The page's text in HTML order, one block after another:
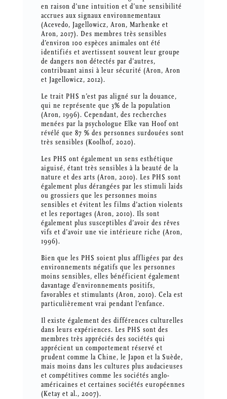
en raison d’une intuition et d’une sensibilité
accrues aux signaux environnementaux
(Acevedo, Jagellowicz, Aron, Marhenke et
Aron, 2017). Des membres très sensibles
d’environ 100 espèces animales ont été
identifiés et avertissent souvent leur groupe
de dangers non détectés par d’autres,
contribuant ainsi à leur sécurité (Aron, Aron
et Jagellowicz, 2012).
Le trait PHS n’est pas aligné sur la douance,
qui ne représente que 3% de la population
(Aron, 1996). Cependant, des recherches
menées par la psychologue Elke van Hoof ont
révélé que 87 % des personnes surdouées sont
très sensibles (Koolhof, 2020).
Les PHS ont également un sens esthétique
aiguisé, étant très sensibles à la beauté de la
nature et des arts (Aron, 2010). Les PHS sont
également plus dérangées par les stimuli laids
ou grossiers que les personnes moins
sensibles et évitent les films d’action violents
et les reportages (Aron, 2010). Ils sont
également plus susceptibles d’avoir des rêves
vifs et d’avoir une vie intérieure riche (Aron,
1996).
Bien que les PHS soient plus affligées par des
environnements négatifs que les personnes
moins sensibles, elles bénéficient également
davantage d’environnements positifs,
favorables et stimulants (Aron, 2010). Cela est
particulièrement vrai pendant l’enfance.
Il existe également des différences culturelles
dans leurs expériences. Les PHS sont des
membres très appréciés des sociétés qui
apprécient un comportement réservé et
prudent comme la Chine, le Japon et la Suède,
mais moins dans les cultures plus audacieuses
et compétitives comme les sociétés anglo-
américaines et certaines sociétés européennes
(Ketay et al., 2007).